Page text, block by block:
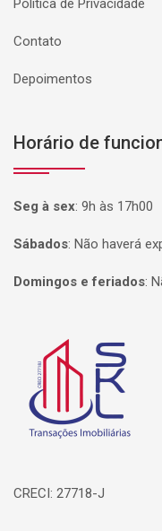
Politica de Privacidade
Contato
Depoimentos
Horário de
Seg à sex: 9h às 17h00
Sábados: Não haverá
Domingos e feriados:
Página inicial
CRECI: 27718-J